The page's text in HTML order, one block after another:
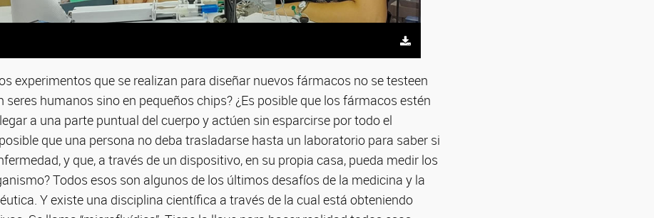
experimentos que se realizan para diseñar nuevos fármacos no se testeen
seres humanos sino en pequeños chips? ¿Es posible que los fármacos estén
a una parte puntual del cuerpo y actúen sin esparcirse por todo el
que una persona no deba trasladarse hasta un laboratorio para saber si
y que, a través de un dispositivo, en su propia casa, pueda medir los
Todos esos son algunos de los últimos desafíos de la medicina y la
Y existe una disciplina científica a través de la cual está obteniendo